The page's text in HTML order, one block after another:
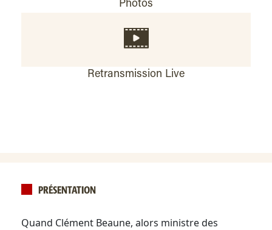
Photos
Retransmission Live
PRÉSENTATION
Quand Clément Beaune, alors ministre des